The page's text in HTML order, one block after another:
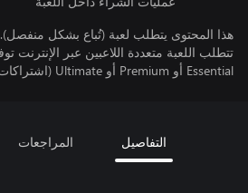
هذا المحتوى يتطلب لعبة (تُباع بشكل منفصل).
Essential أو Premium أو Ultimate (اشتراكات تُباع بشكل منفصل).
التفاصيل المراجعات